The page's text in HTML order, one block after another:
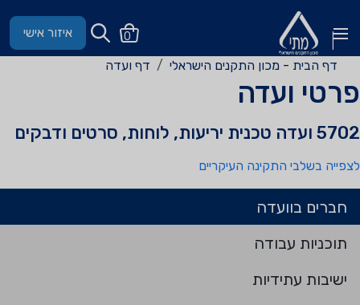
0 איזור אישי
דף הבית - מכון התקנים הישראלי דף ועדה
פרטי ועדה
5702 ועדה טכנית יריעות, לוחות, סרטים ודבקים
לצפייה בשלבי התקינה העיקריים
חברים בוועדה
תוכניות עבודה
ישיבות עתידיות